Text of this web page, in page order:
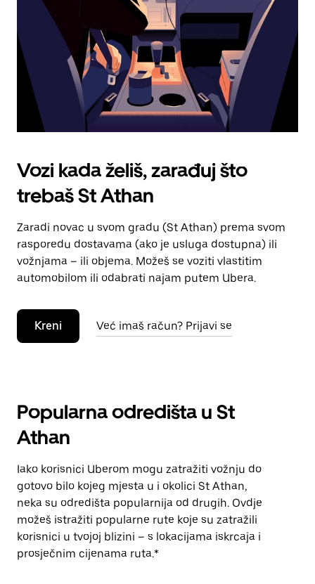
kalendara.
Vozi kada želiš, zarađuj što
trebaš St Athan
Zaradi novac u svom gradu (St Athan) prema svom
rasporedu dostavama (ako je usluga dostupna) ili
vožnjama – ili objema. Možeš se voziti vlastitim
automobilom ili odabrati najam putem Ubera.
Kreni Već imaš račun? Prijavi se
Popularna odredišta u St
Athan
Iako korisnici Uberom mogu zatražiti vožnju do
gotovo bilo kojeg mjesta u i okolici St Athan,
neka su odredišta popularnija od drugih. Ovdje
možeš istražiti popularne rute koje su zatražili
korisnici u tvojoj blizini – s lokacijama iskrcaja i
prosječnim cijenama ruta.*